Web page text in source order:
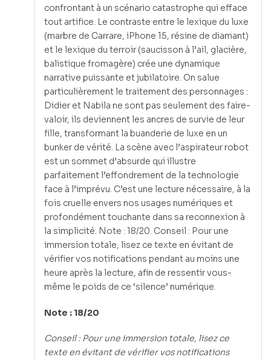
confrontant à un scénario catastrophe qui efface
tout artifice. Le contraste entre le lexique du luxe
(marbre de Carrare, iPhone 15, résine de diamant)
et le lexique du terroir (saucisson à l’ail, glacière,
balistique fromagère) crée une dynamique
narrative puissante et jubilatoire. On salue
particulièrement le traitement des personnages :
Didier et Nabila ne sont pas seulement des faire-
valoir, ils deviennent les ancres de survie de leur
fille, transformant la buanderie de luxe en un
bunker de vérité. La scène avec l’aspirateur robot
est un sommet d’absurde qui illustre
parfaitement l’effondrement de la technologie
face à l’imprévu. C’est une lecture nécessaire, à la
fois cruelle envers nos usages numériques et
profondément touchante dans sa reconnexion à
la simplicité. Note : 18/20. Conseil : Pour une
immersion totale, lisez ce texte en évitant de
vérifier vos notifications pendant au moins une
heure après la lecture, afin de ressentir vous-
même le poids de ce ‘silence’ numérique.
Note : 18/20
Conseil : Pour une immersion totale, lisez ce
texte en évitant de vérifier vos notifications